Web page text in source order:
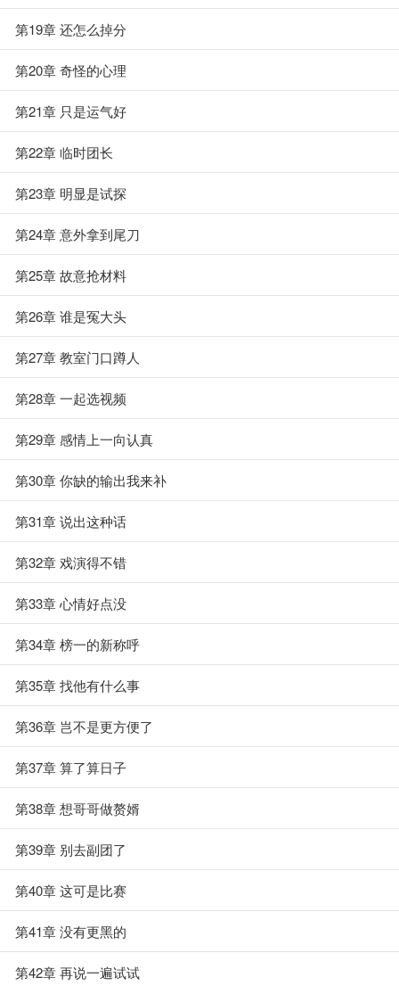
第19章 还怎么掉分
第20章 奇怪的心理
第21章 只是运气好
第22章 临时团长
第23章 明显是试探
第24章 意外拿到尾刀
第25章 故意抢材料
第26章 谁是冤大头
第27章 教室门口蹲人
第28章 一起选视频
第29章 感情上一向认真
第30章 你缺的输出我来补
第31章 说出这种话
第32章 戏演得不错
第33章 心情好点没
第34章 榜一的新称呼
第35章 找他有什么事
第36章 岂不是更方便了
第37章 算了算日子
第38章 想哥哥做赘婿
第39章 别去副团了
第40章 这可是比赛
第41章 没有更黑的
第42章 再说一遍试试